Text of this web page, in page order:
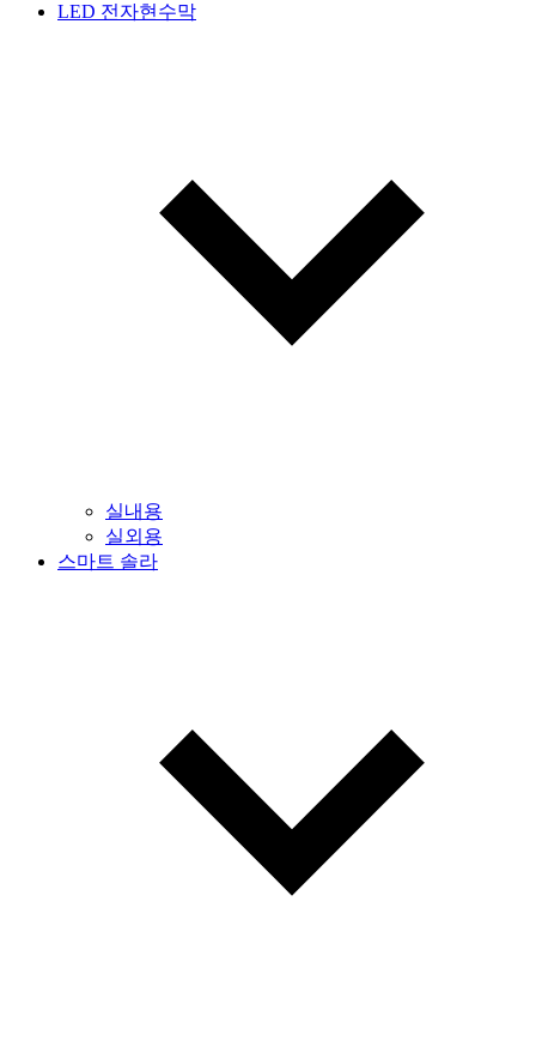
LED 전자현수막
실내용
실외용
스마트 솔라